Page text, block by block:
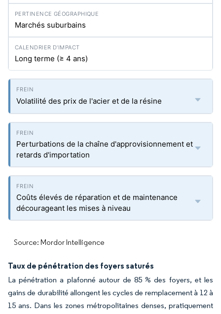
Marchés suburbains
Long terme (≥ 4 ans)
Volatilité des prix de l'acier et de la résine
Perturbations de la chaîne d'approvisionnement et
retards d'importation
Coûts élevés de réparation et de maintenance
décourageant les mises à niveau
Source: Mordor Intelligence
Taux de pénétration des foyers saturés
La pénétration a plafonné autour de 85 % des foyers, et les
gains de durabilité allongent les cycles de remplacement à 12 à
15 ans. Dans les zones métropolitaines denses, pratiquement